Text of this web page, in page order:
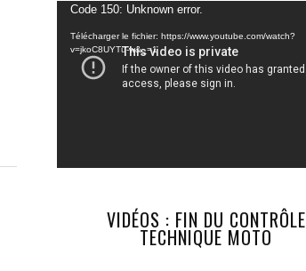
Lecteur
vidéo
Code 150: Unknown error.
Télécharger le fichier: https://www.youtube.com/watch?
v=jkoC8UYTu-w&_=1
VIDÉOS : FIN DU CONTRÔLE
TECHNIQUE MOTO